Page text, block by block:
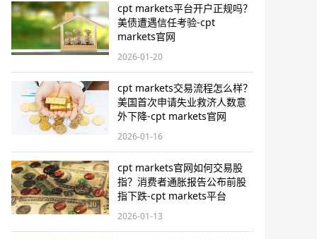
cpt markets平台开户正规吗？
美债遭遇信任考验-cpt
markets官网
2026-01-20
cpt markets交易流程怎么样？
美国首次申请失业救济人数意
外下降-cpt markets官网
2026-01-16
cpt markets官网如何交易股
指？消费者通胀报告公布前股
指下跌-cpt markets平台
2026-01-13